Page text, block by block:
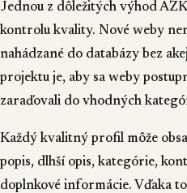
Jednou z dôležitých výhod
kontrolu kvality. Nové weby
nahádzané do databázy bez
projektu je, aby sa weby
zaraďovali do vhodných
Každý kvalitný profil môže
popis, dlhší opis, kategórie,
doplnkové informácie. Vďaka